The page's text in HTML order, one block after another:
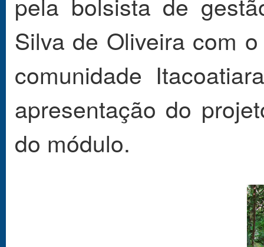
Silva de Oliveira com
comunidade
apresentação do
do módulo.